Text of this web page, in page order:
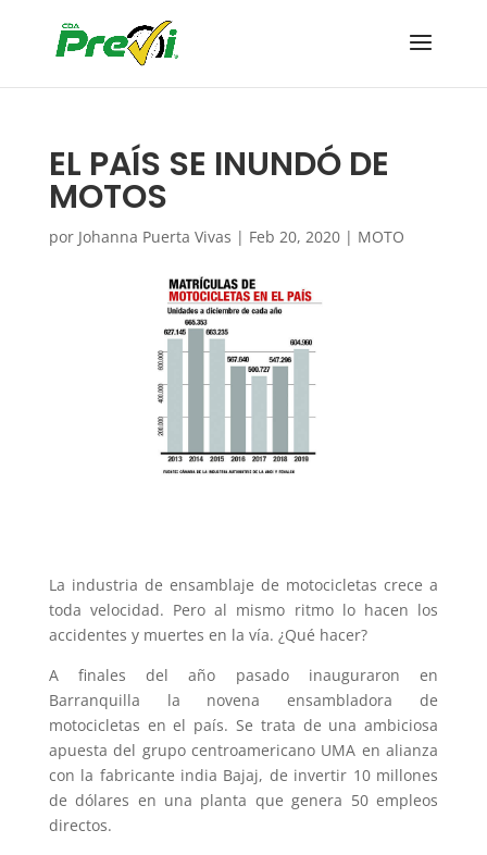
EL PAÍS SE INUNDÓ DE
MOTOS
por Johanna Puerta Vivas | Feb 20, 2020| MOTO
La industria de ensamblaje de motocicletas crece a
toda velocidad. Pero al mismo ritmo lo hacen los
accidentes y muertes en la vía. ¿Qué hacer?
A finales del año pasado inauguraron en
Barranquilla la novena ensambladora de
motocicletas en el país. Se trata de una ambiciosa
apuesta del grupo centroamericano UMA en alianza
con la fabricante india Bajaj, de invertir 10 millones
de dólares en una planta que genera 50 empleos
directos.